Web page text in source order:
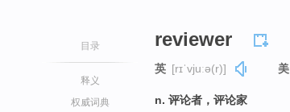
目录
释义
权威词典
reviewer
英 [rɪˈvjuːə(r)] 美
n. 评论者，评论家